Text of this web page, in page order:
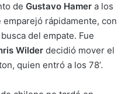
de Gustavo Hamer a los
emparejó rápidamente, con
del empate. Fue
Wilder decidió mover el
quien entró a los 78’.